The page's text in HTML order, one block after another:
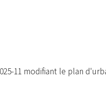
11 modifiant le plan